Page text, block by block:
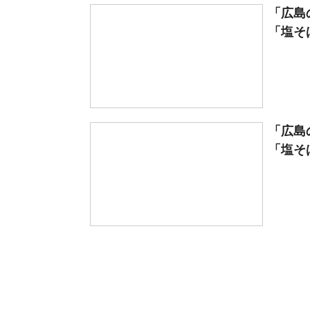
「広
「塩
「広
「塩